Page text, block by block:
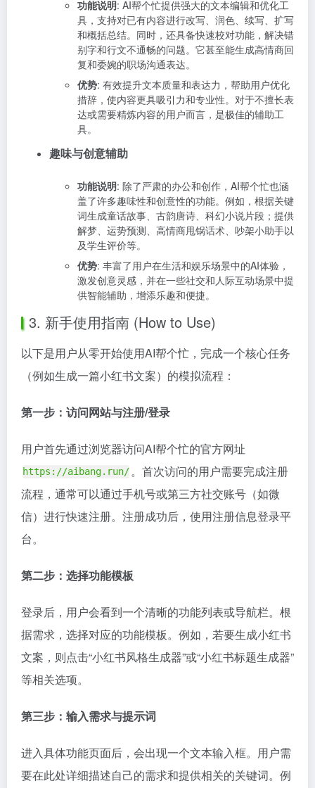
功能说明: AI帮个忙提供强大的文本编辑和优化工
具，支持对已有内容进行改写、润色、续写、扩写
和概括总结。同时，还具备快速校对功能，解决错
别字和行文不通畅的问题。它甚至能生成高情商回
复和委婉的职场沟通表达。
优势: 有效提升文本质量和表达力，帮助用户优化
措辞，使内容更具吸引力和专业性。对于不擅长表
达或需要精炼内容的用户而言，是极佳的辅助工
具。
趣味与创意辅助
功能说明: 除了严肃的办公和创作，AI帮个忙也涵
盖了许多趣味性和创意性的功能。例如，根据关键
词生成童话故事、古韵唐诗、科幻小说片段；提供
解梦、运势预测、高情商甩锅话术、吵架小助手以
及学生评价等。
优势: 丰富了用户在生活和娱乐场景中的AI体验，
激发创意灵感，并在一些社交和人际互动场景中提
供智能辅助，增添乐趣和便捷。
3. 新手使用指南 (How to Use)
以下是用户从零开始使用AI帮个忙，完成一个核心任务
（例如生成一篇小红书文案）的模拟流程：
第一步：访问网站与注册/登录
用户首先通过浏览器访问AI帮个忙的官方网址
https://aibang.run/。首次访问的用户需要完成注册
流程，通常可以通过手机号或第三方社交账号（如微
信）进行快速注册。注册成功后，使用注册信息登录平
台。
第二步：选择功能模板
登录后，用户会看到一个清晰的功能列表或导航栏。根
据需求，选择对应的功能模板。例如，若要生成小红书
文案，则点击“小红书风格生成器”或“小红书标题生成器”
等相关选项。
第三步：输入需求与提示词
进入具体功能页面后，会出现一个文本输入框。用户需
要在此处详细描述自己的需求和提供相关的关键词。例